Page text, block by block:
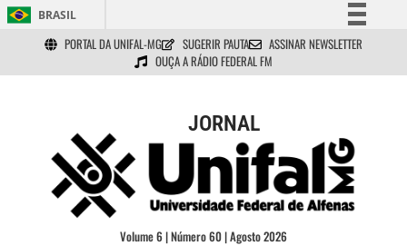
BRASIL
Simplifique!
Comunica BR
Acesso à informação
Legislação
Canais
PORTAL DA UNIFAL-MG SUGERIR PAUTA
ASSINAR NEWSLETTER
OUÇA A RÁDIO FEDERAL FM
JORNAL
Volume 6 | Número 60 | Agosto 2026